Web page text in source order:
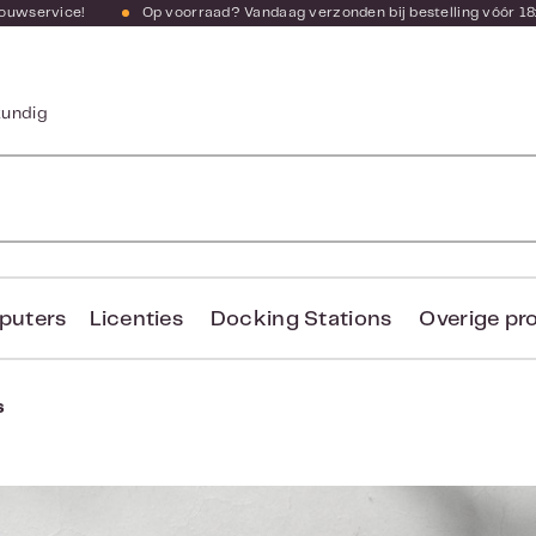
Op voorraad? Vandaag verzonden bij bestelling vóór
Licenties Docking Stations Overige